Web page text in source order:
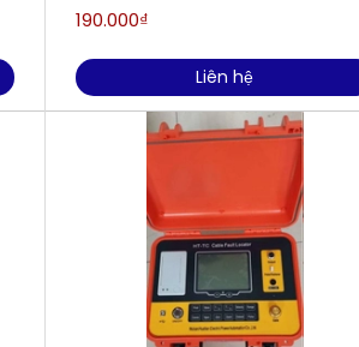
190.000₫
Liên hệ